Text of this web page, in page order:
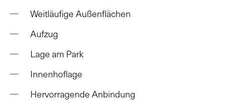
Weitläufige Außenflächen
Aufzug
Lage am Park
Innenhoflage
Hervorragende Anbindung